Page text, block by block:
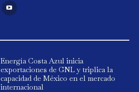
Energía Costa Azul inicia
exportaciones de GNL y triplica la
capacidad de México en el mercado
internacional